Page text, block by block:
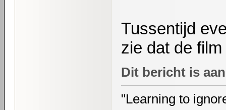
Tussentijd
zie dat de
Dit bericht is
"Learning to